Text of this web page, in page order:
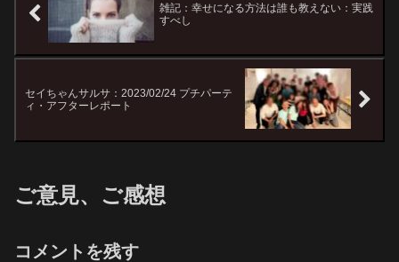
雑記：幸せになる方法は誰も教えない：実践
すべし
セイちゃんサルサ：2023/02/24 プチパーテ
ィ・アフターレポート
ご意見、ご感想
コメントを残す